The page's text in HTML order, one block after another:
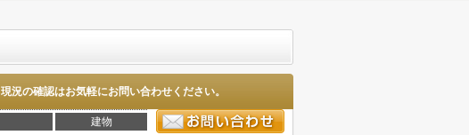
現況の確認はお気軽にお問い合わせください。
建物